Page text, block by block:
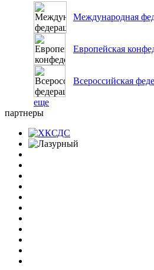
Международная
Европейская
Всероссийская
еще
партнеры